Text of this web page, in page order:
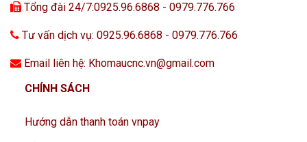
Tổng đài 24/7:0925.96.6868 - 0979.776.766
Tư vấn dịch vụ: 0925.96.6868 - 0979.776.766
Email liên hệ: Khomaucnc.vn@gmail.com
CHÍNH SÁCH
Hướng dẫn thanh toán vnpay